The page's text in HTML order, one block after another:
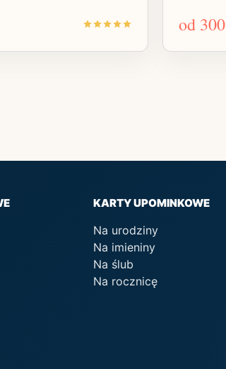
od
KARTY UPOMINKOWE
Na urodziny
Na imieniny
Na ślub
Na rocznicę